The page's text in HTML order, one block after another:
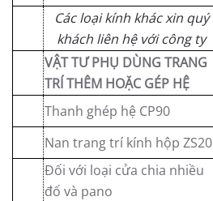
Các loại kính khác xin quý
khách liên hệ với công ty
VẬT TƯ PHỤ DÙNG TRANG
TRÍ THÊM HOẶC GÉP HỆ
Thanh ghép hệ CP90
Nan trang trí kính hộp ZS20
Đối với loại cửa chia nhiều
đố và pano